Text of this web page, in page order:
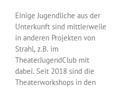
Einige Jugendliche aus der
Unterkunft sind mittlerweile
in anderen Projekten von
Strahl, z.B. im
TheaterJugendClub mit
dabei. Seit 2018 sind die
Theaterworkshops in den